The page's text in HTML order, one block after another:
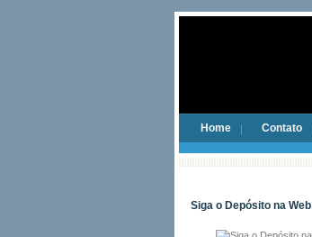
Home Contato
Siga o Depósito na Web